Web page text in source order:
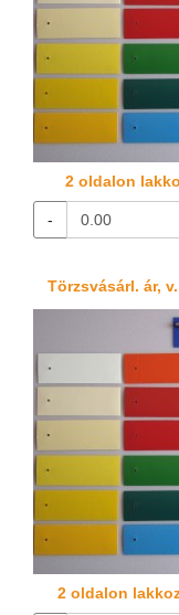
2 oldalon
-
Törzsvásárl. ár,
2 oldalon